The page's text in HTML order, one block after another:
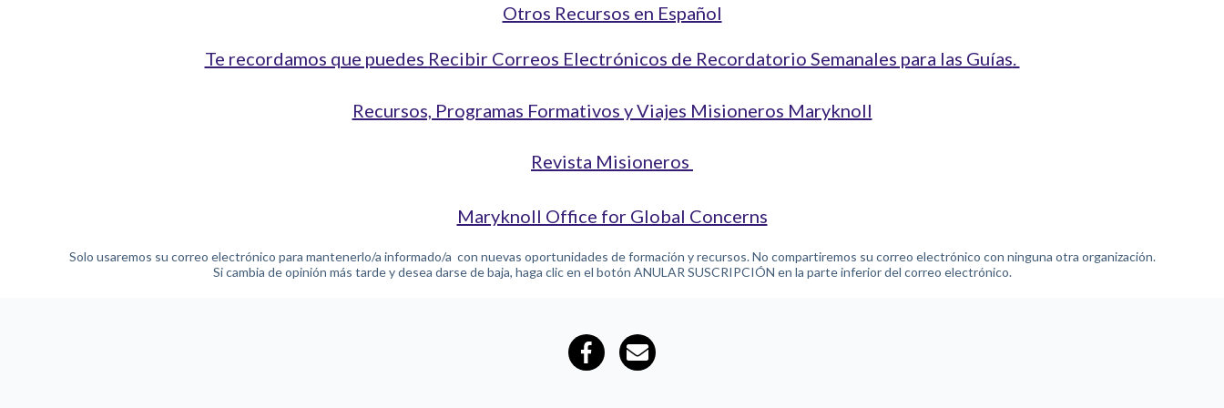
Otros Recursos en Español
Te recordamos que puedes Recibir Correos Electrónicos de Recordatorio Semanales para las Guías.
Recursos, Programas Formativos y Viajes Misioneros Maryknoll
Revista Misioneros
Maryknoll Office for Global Concerns
Solo usaremos su correo electrónico para mantenerlo/a informado/a con nuevas oportunidades de formación y recursos. No compartiremos su correo electrónico con ninguna otra organización.
Si cambia de opinión más tarde y desea darse de baja, haga clic en el botón ANULAR SUSCRIPCIÓN en la parte inferior del correo electrónico.